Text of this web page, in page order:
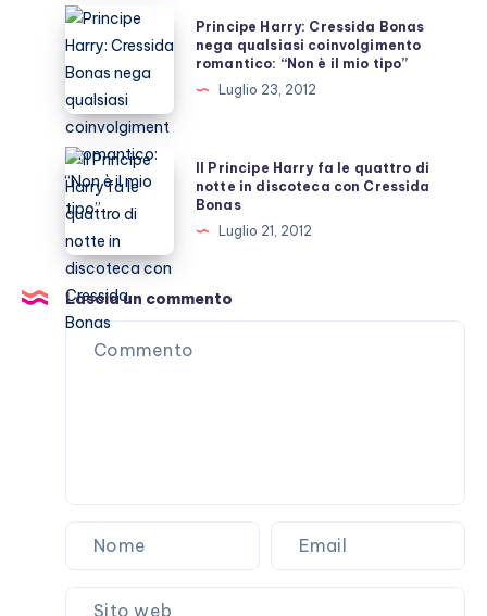
sulla
morte
di
Mandela
fa
il
giro
del
mondo
Principe
Harry:
Cressida
Bonas
nega
qualsiasi
coinvolgimento
romantico:
“Non
è
il
mio
tipo”
Principe Harry: Cressida Bonas
nega qualsiasi coinvolgimento
romantico: “Non è il mio tipo”
Luglio 23, 2012
Il
Principe
Harry
fa
le
quattro
di
notte
Il Principe Harry fa le quattro di
notte in discoteca con Cressida
Bonas
Luglio 21, 2012
Lascia un commento